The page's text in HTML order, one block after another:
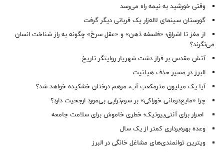
وقتی خورشید به نیمه راه می‌رسد
گورستان سینمای لاله‌زار یک قربانی دیگر گرفت
از مغز تا اشراق؛ «فلسفه ذهن» و «عقل سرخ» چگونه به راز شناخت انسان
می‌نگرند؟
آتش مقدس بر فراز دشت شهریار روایتگر تاریخ
البرز در مسیر حذف هپاتیت
آیا یک میلیون مترمکعب آب، مرهم درختان خشکیده خواهد شد؟
چرا «مایع‌درمانی خوراکی» بر سرم‌تراپی بی‌مورد ارجحیت دارد؟
اصرار برای آنتی‌بیوتیک؛ خطری خاموش برای سلامت جامعه
وعده بهره‌برداری کمتر از یک سال
ویترین توانمندی‌های مشاغل خانگی در البرز